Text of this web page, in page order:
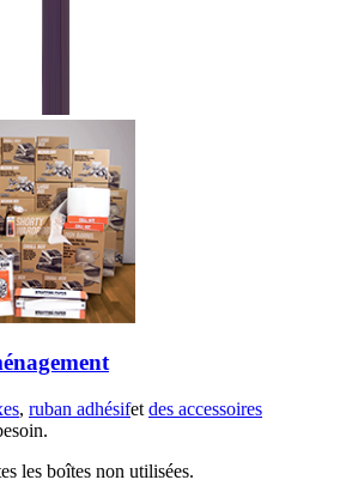
, ruban adhésifet des accessoires
les boîtes non utilisées.